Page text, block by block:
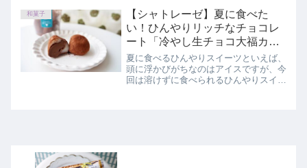
実食レビュー
和菓子
【シャトレーゼ】夏に食べた
い！ひんやりリッチなチョコレ
ート「冷やし生チョコ大福カッ
プ入」
夏に食べるひんやりスイーツといえば、
頭に浮かびがちなのはアイスですが、今
回は溶けずに食べられるひんやりスイー